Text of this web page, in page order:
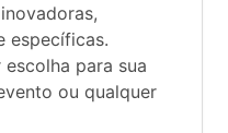
específicas.
para sua
ou qualquer